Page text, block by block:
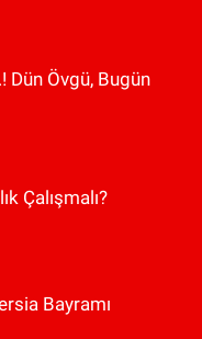
Dün Övgü, Bugün
Çalışmalı?
Bayramı